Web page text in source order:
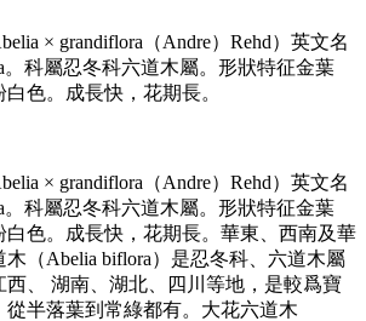
× grandiflora（Andre）Rehd）英文名
。科屬忍冬科六道木屬。形狀特征金葉
色。成長快，花期長。
× grandiflora（Andre）Rehd）英文名
。科屬忍冬科六道木屬。形狀特征金葉
白色。成長快，花期長。華東、西南及華
（Abelia biflora）是忍冬科、六道木屬
、 湖南、湖北、四川等地，是較爲寶
半落葉到常綠都有。大花六道木